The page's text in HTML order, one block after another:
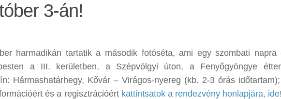
3-án!
harmadikán tartatik a második fotóséta, ami egy szombati napra
a III. kerületben, a Szépvölgyi úton, a Fenyőgyöngye
Hármashatárhegy, Kővár – Virágos-nyereg (kb. 2-3 órás
és a regisztrációért kattintsatok a rendezvény honlapjára, ide